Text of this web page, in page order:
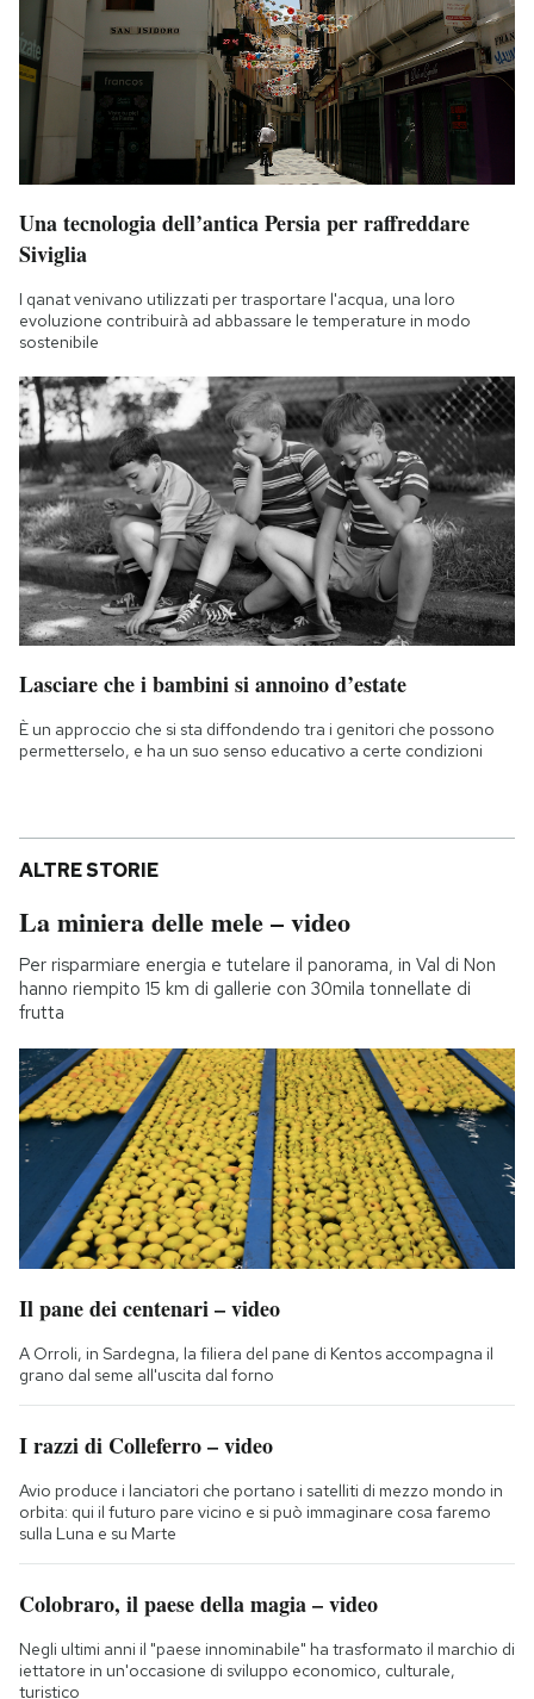
Una tecnologia dell’antica Persia per raffreddare
Siviglia
I qanat venivano utilizzati per trasportare l'acqua, una loro
evoluzione contribuirà ad abbassare le temperature in modo
sostenibile
Lasciare che i bambini si annoino d’estate
È un approccio che si sta diffondendo tra i genitori che possono
permetterselo, e ha un suo senso educativo a certe condizioni
ALTRE STORIE
La miniera delle mele – video
Per risparmiare energia e tutelare il panorama, in Val di Non
hanno riempito 15 km di gallerie con 30mila tonnellate di
frutta
Il pane dei centenari – video
A Orroli, in Sardegna, la filiera del pane di Kentos accompagna il
grano dal seme all'uscita dal forno
I razzi di Colleferro – video
Avio produce i lanciatori che portano i satelliti di mezzo mondo in
orbita: qui il futuro pare vicino e si può immaginare cosa faremo
sulla Luna e su Marte
Colobraro, il paese della magia – video
Negli ultimi anni il "paese innominabile" ha trasformato il marchio di
iettatore in un'occasione di sviluppo economico, culturale,
turistico